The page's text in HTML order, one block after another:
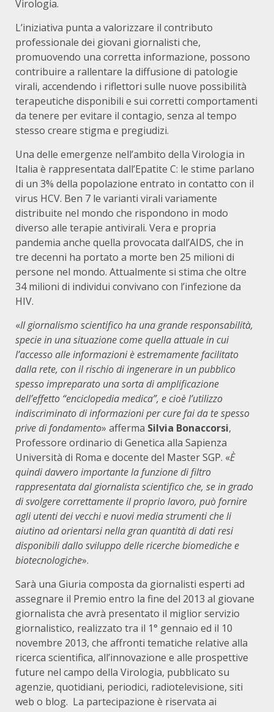
Virologia.
L’iniziativa punta a valorizzare il contributo
professionale dei giovani giornalisti che,
promuovendo una corretta informazione, possono
contribuire a rallentare la diffusione di patologie
virali, accendendo i riflettori sulle nuove possibilità
terapeutiche disponibili e sui corretti comportamenti
da tenere per evitare il contagio, senza al tempo
stesso creare stigma e pregiudizi.
Una delle emergenze nell’ambito della Virologia in
Italia è rappresentata dall’Epatite C: le stime parlano
di un 3% della popolazione entrato in contatto con il
virus HCV. Ben 7 le varianti virali variamente
distribuite nel mondo che rispondono in modo
diverso alle terapie antivirali. Vera e propria
pandemia anche quella provocata dall’AIDS, che in
tre decenni ha portato a morte ben 25 milioni di
persone nel mondo. Attualmente si stima che oltre
34 milioni di individui convivano con l’infezione da
HIV.
«Il giornalismo scientifico ha una grande responsabilità,
specie in una situazione come quella attuale in cui
l’accesso alle informazioni è estremamente facilitato
dalla rete, con il rischio di ingenerare in un pubblico
spesso impreparato una sorta di amplificazione
dell’effetto “enciclopedia medica”, e cioè l’utilizzo
indiscriminato di informazioni per cure fai da te spesso
prive di fondamento» afferma Silvia Bonaccorsi,
Professore ordinario di Genetica alla Sapienza
Università di Roma e docente del Master SGP. «È
quindi davvero importante la funzione di filtro
rappresentata dal giornalista scientifico che, se in grado
di svolgere correttamente il proprio lavoro, può fornire
agli utenti dei vecchi e nuovi media strumenti che li
aiutino ad orientarsi nella gran quantità di dati resi
disponibili dallo sviluppo delle ricerche biomediche e
biotecnologiche».
Sarà una Giuria composta da giornalisti esperti ad
assegnare il Premio entro la fine del 2013 al giovane
giornalista che avrà presentato il miglior servizio
giornalistico, realizzato tra il 1° gennaio ed il 10
novembre 2013, che affronti tematiche relative alla
ricerca scientifica, all’innovazione e alle prospettive
future nel campo della Virologia, pubblicato su
agenzie, quotidiani, periodici, radiotelevisione, siti
web o blog. La partecipazione è riservata ai